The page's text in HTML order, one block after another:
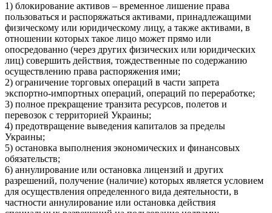
1) блокирование активов – временное лишение права
пользоваться и распоряжаться активами, принадлежащими
физическому или юридическому лицу, а также активами, в
отношении которых такое лицо может прямо или
опосредованно (через других физических или юридических
лиц) совершить действия, тождественные по содержанию
осуществлению права распоряжения ими;
2) ограничение торговых операций в части запрета
экспортно-импортных операций, операций по переработке;
3) полное прекращение транзита ресурсов, полетов и
перевозок с территорией Украины;
4) предотвращение выведения капиталов за пределы
Украины;
5) остановка выполнения экономических и финансовых
обязательств;
6) аннулирование или остановка лицензий и других
разрешений, получение (наличие) которых является условием
для осуществления определенного вида деятельности, в
частности аннулирование или остановка действия